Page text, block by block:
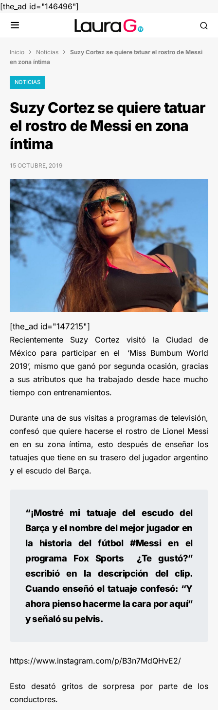
[the_ad id="146496"]
Inicio  Noticias  Suzy Cortez se quiere tatuar el rostro de Messi
en zona íntima
NOTICIAS
Suzy Cortez se quiere tatuar
el rostro de Messi en zona
íntima
15 OCTUBRE, 2019
[the_ad id="147215"]
Recientemente Suzy Cortez visitó la Ciudad de
México para participar en el ‘Miss Bumbum World
2019’, mismo que ganó por segunda ocasión, gracias
a sus atributos que ha trabajado desde hace mucho
tiempo con entrenamientos.
Durante una de sus visitas a programas de televisión,
confesó que quiere hacerse el rostro de Lionel Messi
en en su zona íntima, esto después de enseñar los
tatuajes que tiene en su trasero del jugador argentino
y el escudo del Barça.
“¡Mostré mi tatuaje del escudo del
Barça y el nombre del mejor jugador en
la historia del fútbol #Messi en el
programa Fox Sports ¿Te gustó?”
escribió en la descripción del clip.
Cuando enseñó el tatuaje confesó: “Y
ahora pienso hacerme la cara por aquí”
y señaló su pelvis.
https://www.instagram.com/p/B3n7MdQHvE2/
Esto desató gritos de sorpresa por parte de los
conductores.